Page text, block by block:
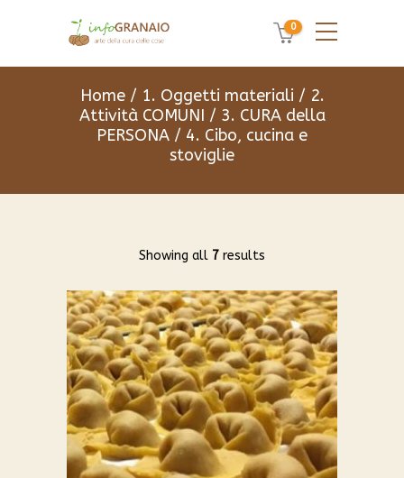
0
Home/ 1. Oggetti materiali / 2.
Attività COMUNI / 3. CURA della
PERSONA / 4. Cibo, cucina e
stoviglie
Showing all 7 results